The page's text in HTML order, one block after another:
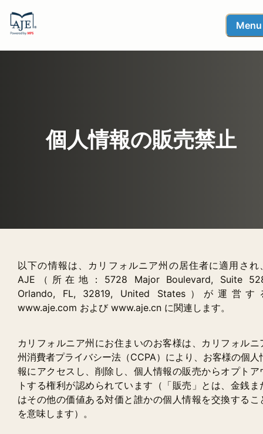
Menu
個人情報の販売禁止
以下の情報は、カリフォルニア州の居住者に適用され
AJE（所在地：5728 Major Boulevard, Suite
Orlando, FL, 32819, United States）が運営す
www.aje.com および www.aje.cn に関連します。
カリフォルニア州にお住まいのお客様は、カリフォルニ
州消費者プライバシー法（CCPA）により、お客様の個人
報にアクセスし、削除し、個人情報の販売からオプトア
トする権利が認められています（「販売」とは、金銭ま
はその他の価値ある対価と誰かの個人情報を交換するこ
を意味します）。